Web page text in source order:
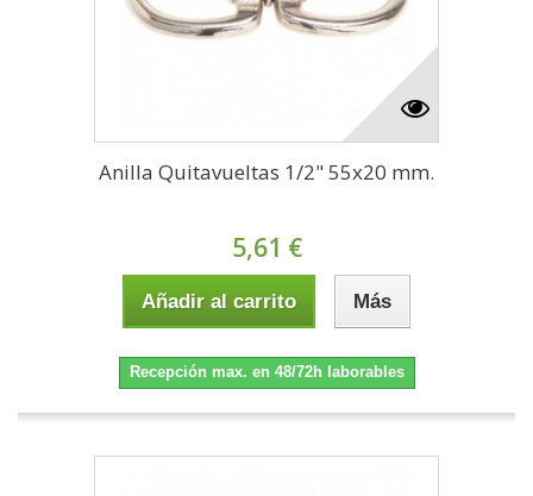
Anilla Quitavueltas 1/2" 55x20 mm.
5,61 €
Añadir al carrito Más
Recepción max. en 48/72h laborables